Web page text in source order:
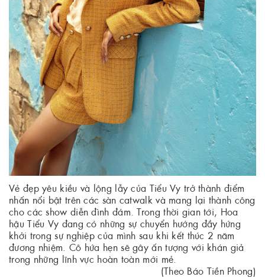
Vẻ đẹp yêu kiều và lộng lẫy của Tiểu Vy trở thành điểm
nhấn nổi bật trên các sàn catwalk và mang lại thành công
cho các show diễn đình đám. Trong thời gian tới, Hoa
hậu Tiểu Vy đang có những sự chuyển hướng đầy hứng
khởi trong sự nghiệp của mình sau khi kết thúc 2 năm
đương nhiệm. Cô hứa hẹn sẽ gây ấn tượng với khán giả
trong những lĩnh vực hoàn toàn mới mẻ.
(Theo Báo Tiền Phong)